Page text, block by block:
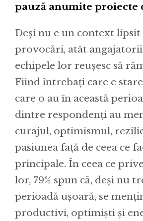
pauză anumite proiecte
Deși nu e un context lipsit
provocări, atât
echipele lor reușesc să
Fiind întrebați care e
care o au în această
dintre respondenți au
curajul, optimismul,
pasiunea față de ceea ce
principale. În ceea ce
lor, 79% spun că, deși nu
perioadă ușoară, se
productivi, optimiști și